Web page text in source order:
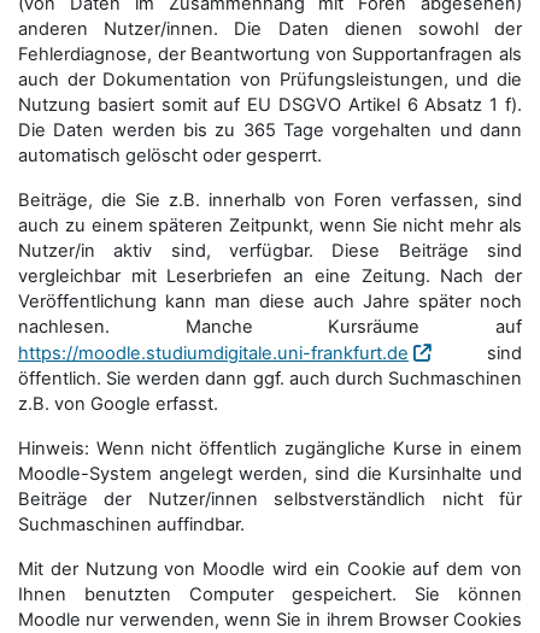
anderen Nutzer/innen. Die Daten dienen sowohl der
Fehlerdiagnose, der Beantwortung von Supportanfragen als
auch der Dokumentation von Prüfungsleistungen, und die
Nutzung basiert somit auf EU DSGVO Artikel 6 Absatz 1 f).
Die Daten werden bis zu 365 Tage vorgehalten und dann
automatisch gelöscht oder gesperrt.
Beiträge, die Sie z.B. innerhalb von Foren verfassen, sind
auch zu einem späteren Zeitpunkt, wenn Sie nicht mehr als
Nutzer/in aktiv sind, verfügbar. Diese Beiträge sind
vergleichbar mit Leserbriefen an eine Zeitung. Nach der
Veröffentlichung kann man diese auch Jahre später noch
nachlesen. Manche Kursräume auf
https://moodle.studiumdigitale.uni-frankfurt.de
sind
öffentlich. Sie werden dann ggf. auch durch Suchmaschinen
z.B. von Google erfasst.
Hinweis: Wenn nicht öffentlich zugängliche Kurse in einem
Moodle-System angelegt werden, sind die Kursinhalte und
Beiträge der Nutzer/innen selbstverständlich nicht für
Suchmaschi­nen auffindbar.
Mit der Nutzung von Moodle wird ein Cookie auf dem von
Ihnen benutzten Computer gespeichert. Sie können
Moodle nur verwenden, wenn Sie in ihrem Browser Cookies